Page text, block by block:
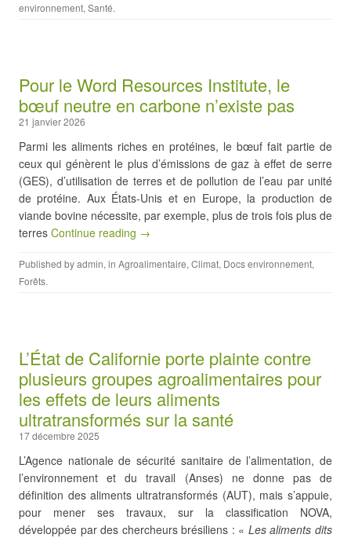
environnement, Santé.
Pour le Word Resources Institute, le
bœuf neutre en carbone n’existe pas
21 janvier 2026
Parmi les aliments riches en protéines, le bœuf fait partie de
ceux qui génèrent le plus d’émissions de gaz à effet de serre
(GES), d’utilisation de terres et de pollution de l’eau par unité
de protéine. Aux États-Unis et en Europe, la production de
viande bovine nécessite, par exemple, plus de trois fois plus de
terres Continue reading →
Published byadmin, in Agroalimentaire, Climat, Docs environnement,
Forêts.
L’État de Californie porte plainte contre
plusieurs groupes agroalimentaires pour
les effets de leurs aliments
ultratransformés sur la santé
17 décembre 2025
L’Agence nationale de sécurité sanitaire de l’alimentation, de
l’environnement et du travail (Anses) ne donne pas de
définition des aliments ultratransformés (AUT), mais s’appuie,
pour mener ses travaux, sur la classification NOVA,
développée par des chercheurs brésiliens : « Les aliments dits